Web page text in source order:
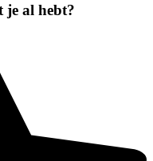
je al hebt?